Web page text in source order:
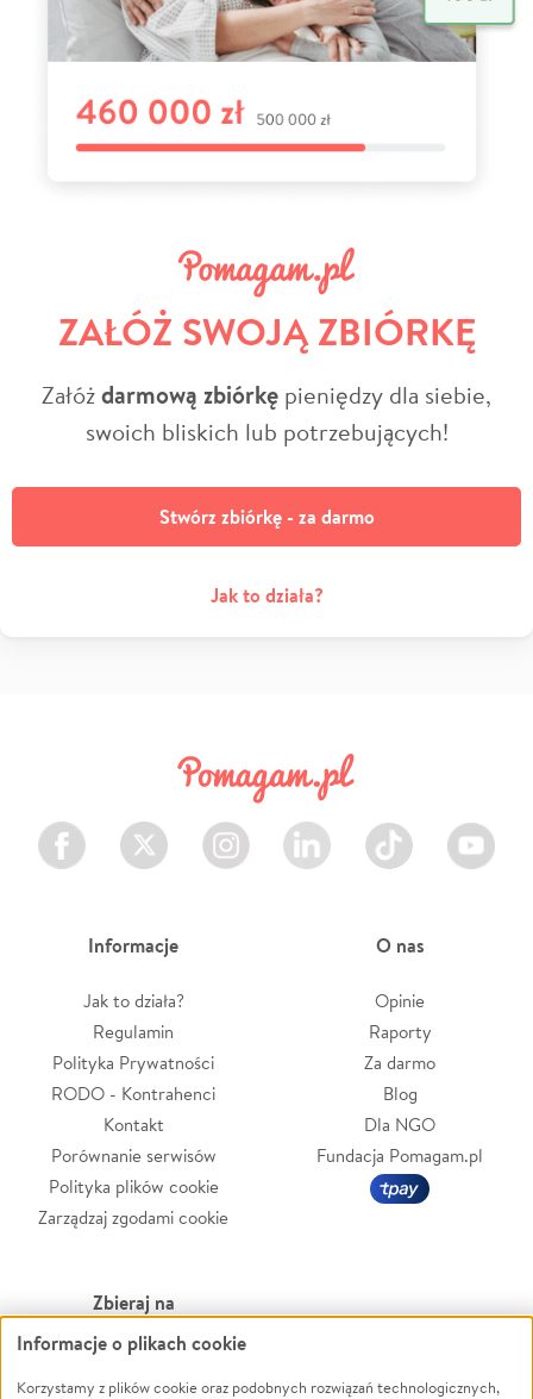
ZAŁÓŻ SWOJĄ ZBIÓRKĘ
Załóżdarmową zbiórkę pieniędzy dla siebie,
swoich bliskich lub potrzebujących!
Stwórz zbiórkę - za darmo
Jak to działa?
Facebook Twitter Instagram LinkedIn TikTok Youtube
Informacje
Jak to działa?
Regulamin
Polityka Prywatności
RODO - Kontrahenci
Kontakt
Porównanie serwisów
Polityka plików cookie
Zarządzaj zgodami cookie
O nas
Opinie
Raporty
Za darmo
Blog
Dla NGO
Fundacja Pomagam.pl
Zbieraj na
Leczenie
Zwierzęta
Powódź
Informacje o plikach cookie
Korzystamy z plików cookie oraz podobnych rozwiązań technologicznych,